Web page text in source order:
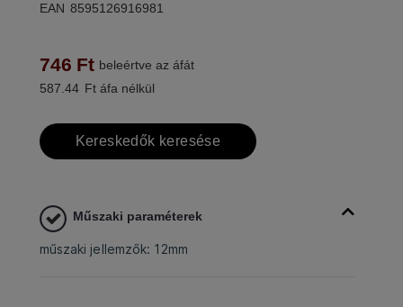
EAN 8595126916981
746 Ft beleértve az áfát
587.44 Ft áfa nélkül
Kereskedők keresése
Műszaki paraméterek
műszaki jellemzők: 12mm